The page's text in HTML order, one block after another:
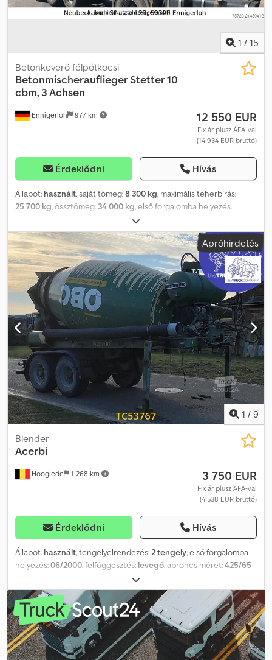
1 / 15
Ennigerloh 977 km
Betonkeverő félpótkocsi
Betonmischerauflieger Stetter 10
cbm, 3 Achsen
12 550 EUR
Fix ár plusz ÁFA-val
(14 934 EUR bruttó)
Érdeklődni Hívás
Állapot: használt, saját tömeg:8 300 kg, maximális teherbírás:
25 700 kg , össztömeg: 34 000 kg , első forgalomba helyezés:
10 m³
méret:385/65 R 22.5, szín:fehér, hajtástípus:egyéb, első gumi
méret:385/65 R 22.5 , hátsó gumiabroncs méret:385/65 R 22.5,
vezetőfülke:egyéb, kibocsátási osztály:nincs, Betonkeverő
félpótkocsi Prestel Stetter 10 m³ felépítménnyel Dsdpfx
Ajyrxzpecksck Kitűnő állapot Azonnal munkára fogható Német
jármű Komplett szerelvényként is elérhető
Apróhirdetés
1 / 9
Hooglede 1 268 km
Blender
Acerbi
3 750 EUR
Fix ár plusz ÁFA-val
(4 538 EUR bruttó)
Érdeklődni Hívás
Állapot: használt, tengelyelrendezés:2 tengely, első forgalomba
helyezés:06/2000, felfüggesztés: levegő, abroncs méret:425/65
2000
Gumiabroncs méret: 425/65 R22.5 Tengely márkája: BPW Fékek:
dobfékek Dcedpozra R Rjfx Acksk Felfüggesztés: légrugós Hátsó
tengely 1: gumi profilmélység bal: 5%; jobb: 5% Hátsó tengely 2:
gumi profilmélység bal: 5%; jobb: 5% Súlyok Saját tömeg: 7 500 kg
Hasznos teher: 24 500 kg Megengedett össztömeg: 32 000 kg
Állapot Sérülések: nincs